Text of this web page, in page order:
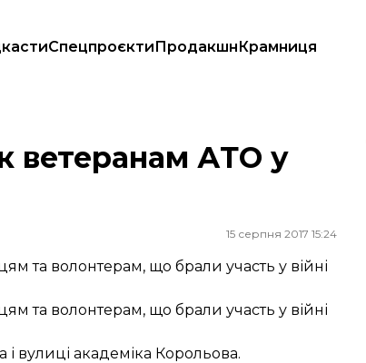
СпецпроєктиПродакшнКрамниця
ветеранам АТО у
15 серпня 2017 15:24
та волонтерам, що брали участь у війні
та волонтерам, що брали участь у війні
вулиці академіка Корольова.